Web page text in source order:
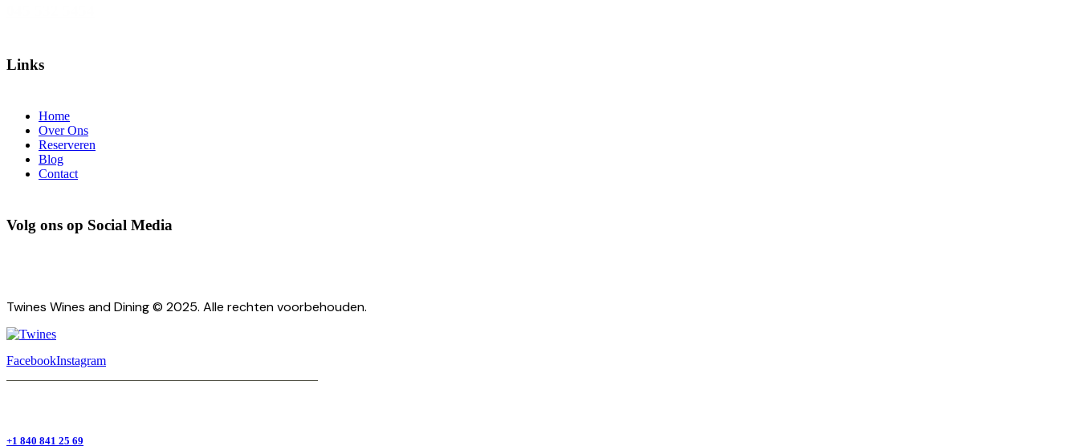
Links
Home
Over Ons
Reserveren
Blog
Contact
Volg ons op Social Media
Twines Wines and Dining © 2025. Alle rechten voorbehouden.
FacebookInstagram
+1 840 841 25 69